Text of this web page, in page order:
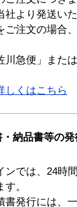
社より発送い
ご注文の場合
急便」また
しくはこちら
・納品書等の
ンでは、24時
。
発行には、